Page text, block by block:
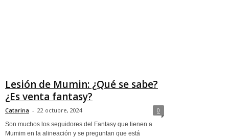
Lesión de Mumin: ¿Qué se sabe?
¿Es venta fantasy?
Catarina - 22 octubre, 2024 0
Son muchos los seguidores del Fantasy que tienen a
Mumim en la alineación y se preguntan que está